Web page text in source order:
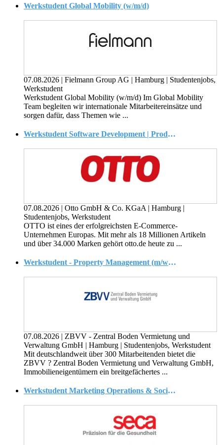
Werkstudent Global Mobility (w/m/d)
07.08.2026 | Fielmann Group AG | Hamburg | Studentenjobs,
Werkstudent
Werkstudent Global Mobility (w/m/d) Im Global Mobility
Team begleiten wir internationale Mitarbeitereinsätze und
sorgen dafür, dass Themen wie ...
Werkstudent Software Development | Product Data (w/m/d)
07.08.2026 | Otto GmbH & Co. KGaA | Hamburg |
Studentenjobs, Werkstudent
OTTO ist eines der erfolgreichsten E-Commerce-
Unternehmen Europas. Mit mehr als 18 Millionen Artikeln
und über 34.000 Marken gehört otto.de heute zu ...
Werkstudent - Property Management (m/w/d), Standort Hamburg
07.08.2026 | ZBVV - Zentral Boden Vermietung und
Verwaltung GmbH | Hamburg | Studentenjobs, Werkstudent
Mit deutschlandweit über 300 Mitarbeitenden bietet die
ZBVV ? Zentral Boden Vermietung und Verwaltung GmbH,
Immobilieneigentümern ein breitgefächertes ...
Werkstudent Marketing Operations & Social Media (m/w/d)